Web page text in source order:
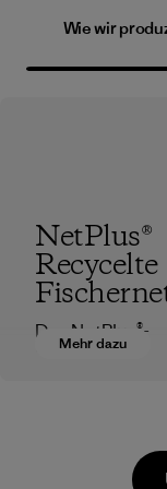
Wie wir
Mehr dazu
NetPlus®
Recycelte
Das NetPlus®-
hergestellt, die